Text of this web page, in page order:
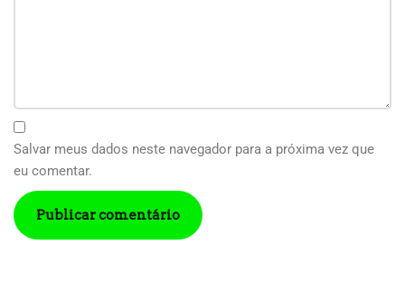
Salvar meus dados neste navegador para a próxima vez que
eu comentar.